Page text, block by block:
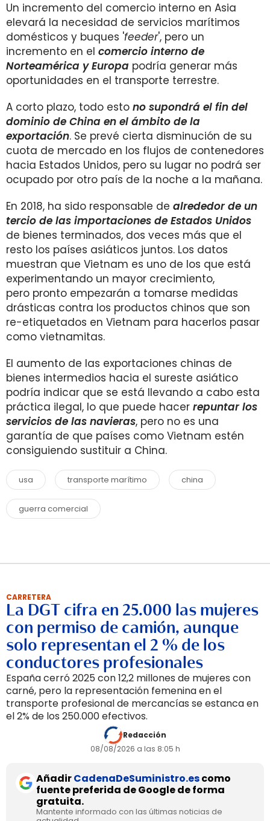
Un incremento del comercio interno en Asia
elevará la necesidad de servicios marítimos
domésticos y buques 'feeder', pero un
incremento en el comercio interno de
Norteamérica y Europa podría generar más
oportunidades en el transporte terrestre.
A corto plazo, todo esto no supondrá el fin del
dominio de China en el ámbito de la
exportación. Se prevé cierta disminución de su
cuota de mercado en los flujos de contenedores
hacia Estados Unidos, pero su lugar no podrá ser
ocupado por otro país de la noche a la mañana.
En 2018, ha sido responsable de alrededor de un
tercio de las importaciones de Estados Unidos
de bienes terminados, dos veces más que el
resto los países asiáticos juntos. Los datos
muestran que Vietnam es uno de los que está
experimentando un mayor crecimiento,
pero pronto empezarán a tomarse medidas
drásticas contra los productos chinos que son
re-etiquetados en Vietnam para hacerlos pasar
como vietnamitas.
El aumento de las exportaciones chinas de
bienes intermedios hacia el sureste asiático
podría indicar que se está llevando a cabo esta
práctica ilegal, lo que puede hacer repuntar los
servicios de las navieras, pero no es una
garantía de que países como Vietnam estén
consiguiendo sustituir a China.
usa transporte marítimo china
guerra comercial
CARRETERA
La DGT cifra en 25.000 las mujeres
con permiso de camión, aunque
solo representan el 2 % de los
conductores profesionales
España cerró 2025 con 12,2 millones de mujeres con
carné, pero la representación femenina en el
transporte profesional de mercancías se estanca en
el 2% de los 250.000 efectivos.
Redacción
08/08/2026 a las 8:05 h
AñadirCadenaDeSuministro.escomo
fuente preferida de Google de forma
gratuita.
Mantente informado con las últimas noticias de